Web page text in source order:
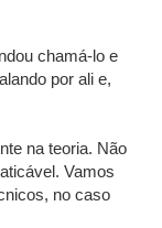
chamá-lo e
por ali e,
na teoria. Não
Vamos
no caso